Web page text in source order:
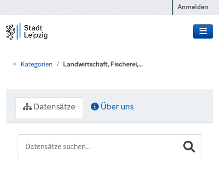
Anmelden
Kategorien Landwirtschaft, Fischerei,...
Datensätze Über uns